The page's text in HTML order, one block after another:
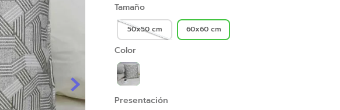
Tamaño
50x50 cm 60x60 cm
Color
Presentación
cama